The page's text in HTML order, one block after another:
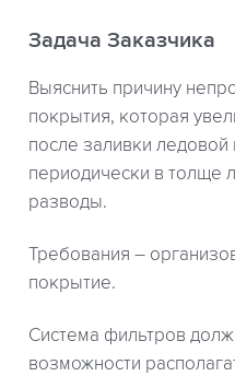
Задача Заказчика
Выяснить причину
покрытия, которая
после заливки
периодически в толще
разводы.
Требования –
покрытие.
Система фильтров
возможности